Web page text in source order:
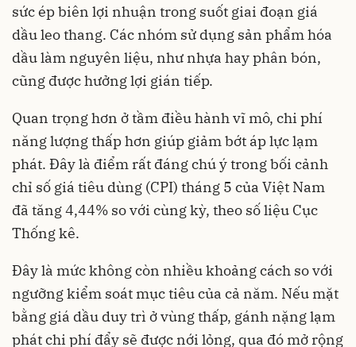
sức ép biên lợi nhuận trong suốt giai đoạn giá
dầu leo thang. Các nhóm sử dụng sản phẩm hóa
dầu làm nguyên liệu, như nhựa hay phân bón,
cũng được hưởng lợi gián tiếp.
Quan trọng hơn ở tầm điều hành vĩ mô, chi phí
năng lượng thấp hơn giúp giảm bớt áp lực lạm
phát. Đây là điểm rất đáng chú ý trong bối cảnh
chỉ số giá tiêu dùng (CPI) tháng 5 của Việt Nam
đã tăng 4,44% so với cùng kỳ, theo số liệu Cục
Thống kê.
Đây là mức không còn nhiều khoảng cách so với
ngưỡng kiểm soát mục tiêu của cả năm. Nếu mặt
bằng giá dầu duy trì ở vùng thấp, gánh nặng lạm
phát chi phí đẩy sẽ được nới lỏng, qua đó mở rộng